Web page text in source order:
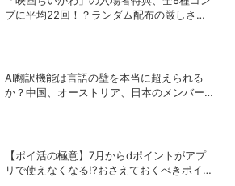
プに平均22回！？ランダム配布の厳しさに
AI翻訳機能は言語の壁を本当に超えられる
か？中国、オーストリア、日本のメンバーで
【ポイ活の極意】7月からdポイントがアプ
リで使えなくなる!?おさえておくべきポイン